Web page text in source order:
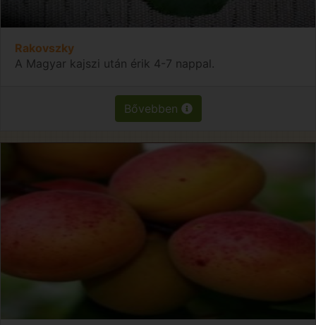
Rakovszky
A Magyar kajszi után érik 4-7 nappal.
Bővebben